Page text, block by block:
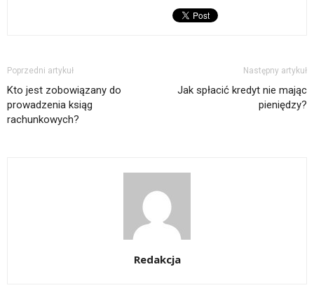
Poprzedni artykuł
Kto jest zobowiązany do
prowadzenia ksiąg
rachunkowych?
Następny artykuł
Jak spłacić kredyt nie mając
pieniędzy?
Redakcja